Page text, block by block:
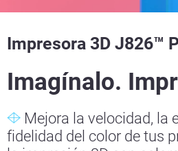
Impresora 3D J826™
Imagínalo.
Mejora la velocidad, la
fidelidad del color de tus